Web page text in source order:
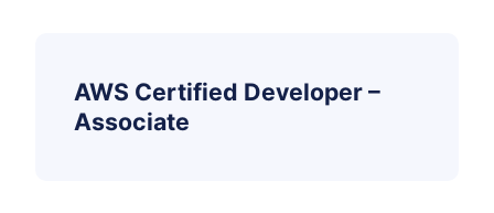
AWS Certified Developer –
Associate